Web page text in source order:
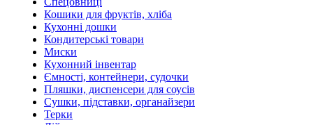
Кошики для фруктів, хліба
Кухонні дошки
Кондитерські товари
Миски
Кухонний інвентар
Ємності, контейнери, судочки
Пляшки, диспенсери для соусів
Сушки, підставки, органайзери
Терки